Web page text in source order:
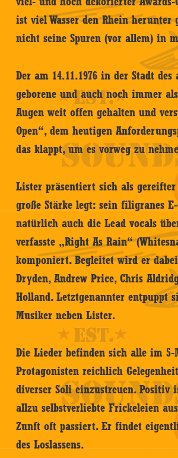
ist viel Wasser den Rhein
nicht seine Spuren (vor allem) in
Der am 14.11.1976 in der Stadt
geborene und auch noch immer
Augen weit offen gehalten und
Open“, dem heutigen
das klappt, um es vorweg zu
Lister präsentiert sich als
große Stärke legt: sein filigranes
natürlich auch die Lead vocals
verfasste „Right As Rain“
komponiert. Begleitet wird er
Dryden, Andrew Price, Chris
Holland. Letztgenannter entpuppt
Musiker neben Lister.
Die Lieder befinden sich alle im
Protagonisten reichlich
diverser Soli einzustreuen.
allzu selbstverliebte Frickeleien
Zunft oft passiert. Er findet
des Loslassens.